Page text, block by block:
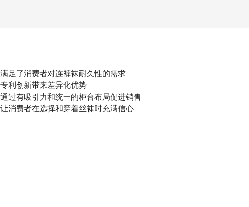
满足了消费者对连裤袜耐久性的需求
专利创新带来差异化优势
通过有吸引力和统一的柜台布局促进销售
让消费者在选择和穿着丝袜时充满信心